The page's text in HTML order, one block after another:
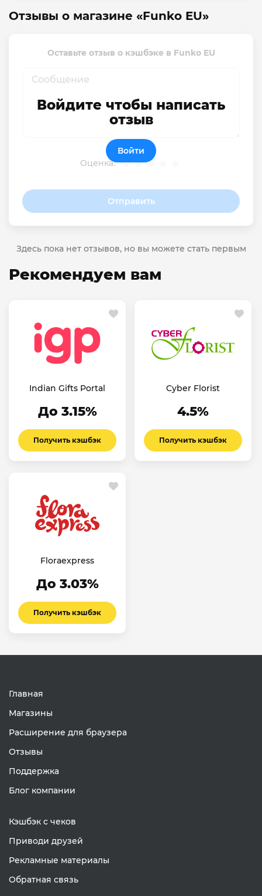
Отзывы о магазине «Funko EU»
Оставьте отзыв о кэшбэке в Funko EU
Оценка:
Отправить
Войдите чтобы написать
отзыв
Войти
Здесь пока нет отзывов, но вы можете стать первым
Рекомендуем вам
Indian Gifts Portal
До 3.15%
Получить кэшбэк
Cyber Florist
4.5%
Получить кэшбэк
Floraexpress
До 3.03%
Получить кэшбэк
Главная
Магазины
Расширение для браузера
Отзывы
Поддержка
Блог компании
Кэшбэк с чеков
Приводи друзей
Рекламные материалы
Обратная связь